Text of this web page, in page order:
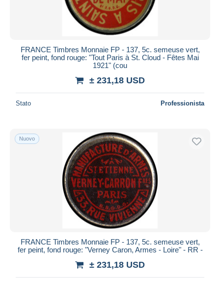
FRANCE Timbres Monnaie FP - 137, 5c. semeuse vert,
fer peint, fond rouge: "Tout Paris à St. Cloud - Fêtes Mai
1921" (cou
± 231,18 USD
Stato Professionista
Nuovo
FRANCE Timbres Monnaie FP - 137, 5c. semeuse vert,
fer peint, fond rouge: "Verney Caron, Armes - Loire" - RR -
± 231,18 USD